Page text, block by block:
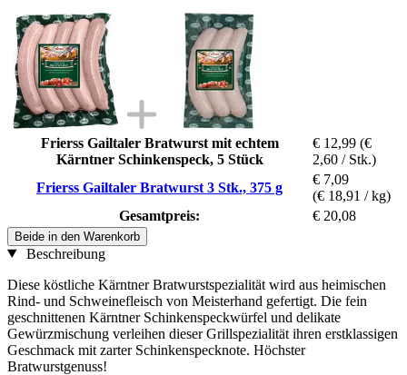
Frierss Gailtaler Bratwurst mit echtem
Kärntner Schinkenspeck, 5 Stück
€ 12,99 (€
2,60 / Stk.)
Frierss Gailtaler Bratwurst 3 Stk., 375 g
€ 7,09
(€ 18,91 / kg)
Gesamtpreis:
€ 20,08
Beide in den Warenkorb
Beschreibung
Diese köstliche Kärntner Bratwurstspezialität wird aus heimischen
Rind- und Schweinefleisch von Meisterhand gefertigt. Die fein
geschnittenen Kärntner Schinkenspeckwürfel und delikate
Gewürzmischung verleihen dieser Grillspezialität ihren erstklassigen
Geschmack mit zarter Schinkenspecknote. Höchster
Bratwurstgenuss!